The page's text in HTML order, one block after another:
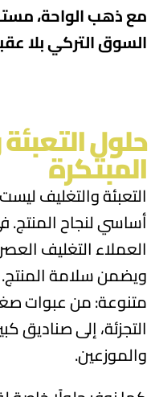
مع ذهب الواحة،
السوق التركي بلا
حلول
المبتكرة
التعبئة والتغليف
أساسي لنجاح
العملاء التغليف
ويضمن سلامة
التجزئة، إلى صناديق
والموزعين.